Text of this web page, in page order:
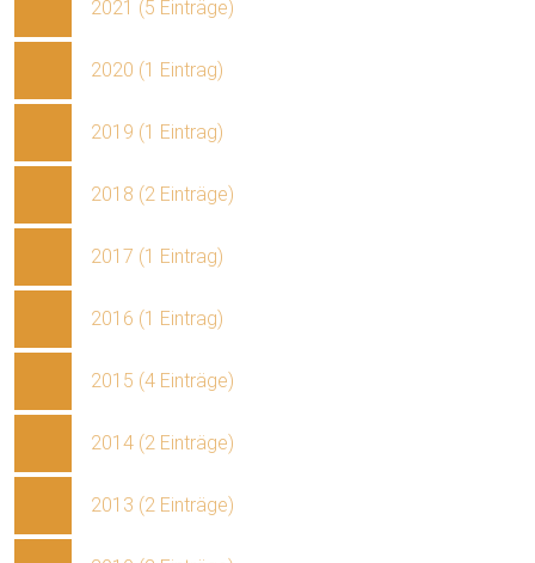
2021 (5 Einträge)
2020 (1 Eintrag)
2019 (1 Eintrag)
2018 (2 Einträge)
2017 (1 Eintrag)
2016 (1 Eintrag)
2015 (4 Einträge)
2014 (2 Einträge)
2013 (2 Einträge)